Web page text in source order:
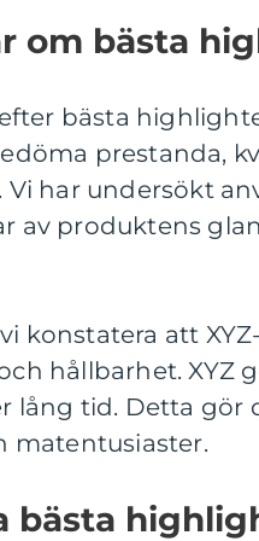
om bästa
bästa
prestanda,
har undersökt
av produktens
konstatera att
hållbarhet. XYZ
lång tid. Detta
matentusiaster.
bästa